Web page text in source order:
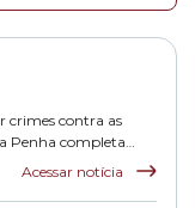
crimes contra as
Penha completa
Acessar notícia